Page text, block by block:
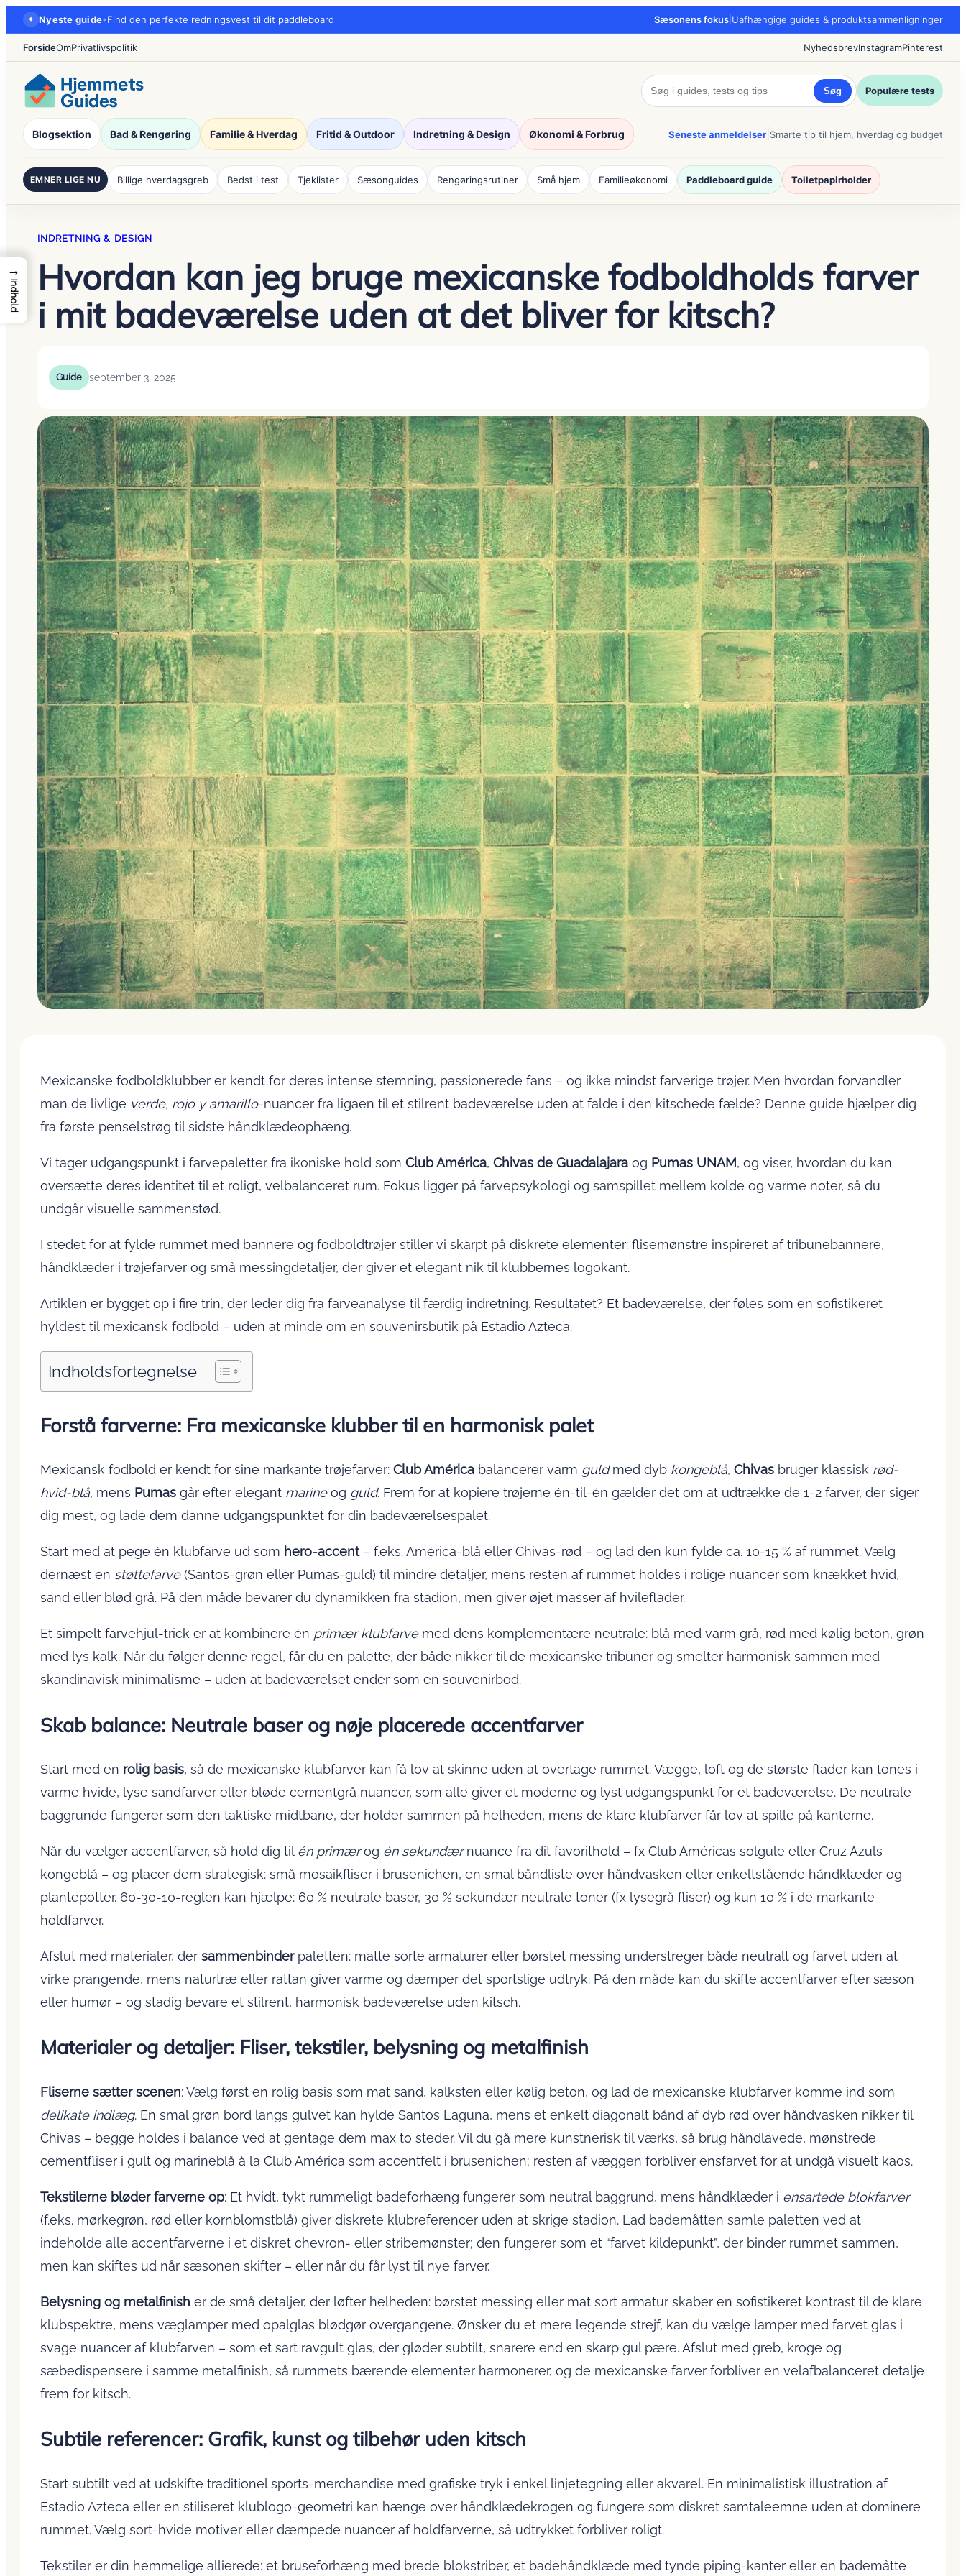
Spring
til
indhold
✦ Nyeste guide• Find den perfekte redningsvest til dit paddleboard Sæsonens fokus Uafhængige guides & produktsammenligninger
ForsideOmPrivatlivspolitik NyhedsbrevInstagramPinterest
Søg Populære tests
Blogsektion Bad & Rengøring Familie & Hverdag Fritid & Outdoor Indretning & Design Økonomi & Forbrug Seneste anmeldelser Smarte tip til hjem, hverdag og budget
EMNER LIGE NU Billige hverdagsgreb Bedst i test Tjeklister Sæsonguides Rengøringsrutiner Små hjem Familieøkonomi Paddleboard guide Toiletpapirholder
INDRETNING & DESIGN
Hvordan kan jeg bruge mexicanske fodboldholds farver
i mit badeværelse uden at det bliver for kitsch?
Guide september 3, 2025
Mexicanske fodboldklubber er kendt for deres intense stemning, passionerede fans – og ikke mindst farverige trøjer. Men hvordan forvandler
man de livlige verde, rojo y amarillo-nuancer fra ligaen til et stilrent badeværelse uden at falde i den kitschede fælde? Denne guide hjælper dig
fra første penselstrøg til sidste håndklædeophæng.
Vi tager udgangspunkt i farvepaletter fra ikoniske hold som Club América, Chivas de Guadalajara og Pumas UNAM, og viser, hvordan du kan
oversætte deres identitet til et roligt, velbalanceret rum. Fokus ligger på farvepsykologi og samspillet mellem kolde og varme noter, så du
undgår visuelle sammenstød.
I stedet for at fylde rummet med bannere og fodboldtrøjer stiller vi skarpt på diskrete elementer: flisemønstre inspireret af tribune­bannere,
håndklæder i trøje­farver og små messingdetaljer, der giver et elegant nik til klubbernes logo­kant.
Artiklen er bygget op i fire trin, der leder dig fra farve­analyse til færdig indretning. Resultatet? Et badeværelse, der føles som en sofistikeret
hyldest til mexicansk fodbold – uden at minde om en souvenirsbutik på Estadio Azteca.
Indholdsfortegnelse
Forstå farverne: Fra mexicanske klubber til en harmonisk palet
Mexicansk fodbold er kendt for sine markante trøjefarver: Club América balancerer varm guldmed dyb kongeblå, Chivas bruger klassisk rød-
hvid-blå, mens Pumas går efter elegant marineog guld. Frem for at kopiere trøjerne én-til-én gælder det om at udtrække de 1-2 farver, der siger
dig mest, og lade dem danne udgangspunktet for din badeværelsespalet.
Start med at pege én klubfarve ud som hero-accent– f.eks. América-blå eller Chivas-rød – og lad den kun fylde ca. 10-15 % af rummet. Vælg
dernæst en støttefarve(Santos-grøn eller Pumas-guld) til mindre detaljer, mens resten af rummet holdes i rolige nuancer som knækket hvid,
sand eller blød grå. På den måde bevarer du dynamikken fra stadion, men giver øjet masser af hvileflader.
Et simpelt farvehjul-trick er at kombinere én primær klubfarvemed dens komplementære neutrale: blå med varm grå, rød med kølig beton, grøn
med lys kalk. Når du følger denne regel, får du en palette, der både nikker til de mexicanske tribuner og smelter harmonisk sammen med
skandinavisk minimalisme – uden at badeværelset ender som en souvenirbod.
Skab balance: Neutrale baser og nøje placerede accentfarver
Start med en rolig basis, så de mexicanske klubfarver kan få lov at skinne uden at overtage rummet. Vægge, loft og de største flader kan tones i
varme hvide, lyse sandfarver eller bløde cementgrå nuancer, som alle giver et moderne og lyst udgangspunkt for et badeværelse. De neutrale
baggrunde fungerer som den taktiske midtbane, der holder sammen på helheden, mens de klare klubfarver får lov at spille på kanterne.
Når du vælger accentfarver, så hold dig til én primærog én sekundærnuance fra dit favorit­hold – fx Club Américas solgule eller Cruz Azuls
kongeblå – og placer dem strategisk: små mosaikfliser i brusenichen, en smal båndliste over håndvasken eller enkeltstående håndklæder og
plantepotter. 60-30-10-reglen kan hjælpe: 60 % neutrale baser, 30 % sekundær neutrale toner (fx lysegrå fliser) og kun 10 % i de markante
holdfarver.
Afslut med materialer, der sammenbinderpaletten: matte sorte armaturer eller børstet messing understreger både neutralt og farvet uden at
virke prangende, mens naturtræ eller rattan giver varme og dæmper det sportslige udtryk. På den måde kan du skifte accentfarver efter sæson
eller humør – og stadig bevare et stilrent, harmonisk badeværelse uden kitsch.
Materialer og detaljer: Fliser, tekstiler, belysning og metalfinish
Fliserne sætter scenen: Vælg først en rolig basis som mat sand, kalksten eller kølig beton, og lad de mexicanske klubfarver komme ind som
delikate indlæg. En smal grøn bord langs gulvet kan hylde Santos Laguna, mens et enkelt diagonalt bånd af dyb rød over håndvasken nikker til
Chivas – begge holdes i balance ved at gentage dem max to steder. Vil du gå mere kunstnerisk til værks, så brug hånd­lavede, mønstrede
cementfliser i gult og marineblå à la Club América som accentfelt i brusenichen; resten af væggen forbliver ensfarvet for at undgå visuelt kaos.
Tekstilerne bløder farverne op: Et hvidt, tykt rummeligt badeforhæng fungerer som neutral baggrund, mens håndklæder i ensartede blokfarver
(f.eks. mørkegrøn, rød eller kornblomstblå) giver diskrete klubreferencer uden at skrige stadion. Lad bademåtten samle paletten ved at
indeholde alle accentfarverne i et diskret chevron- eller stribemønster; den fungerer som et “farvet kildepunkt”, der binder rummet sammen,
men kan skiftes ud når sæsonen skifter – eller når du får lyst til nye farver.
Belysning og metalfinish er de små detaljer, der løfter helheden: børstet messing eller mat sort armatur skaber en sofistikeret kontrast til de klare
klubspektre, mens væglamper med opalglas blødgør overgangene. Ønsker du et mere legende strejf, kan du vælge lamper med farvet glas i
svage nuancer af klubfarven – som et sart ravgult glas, der gløder subtilt, snarere end en skarp gul pære. Afslut med greb, kroge og
sæbedispensere i samme metalfinish, så rummets bærende elementer harmonerer, og de mexicanske farver forbliver en velafbalanceret detalje
frem for kitsch.
Subtile referencer: Grafik, kunst og tilbehør uden kitsch
Start subtilt ved at udskifte traditionel sports-merchandise med grafiske tryk i enkel linjetegning eller akvarel. En minimalistisk illustration af
Estadio Azteca eller en stiliseret klublogo-geometri kan hænge over håndklædekrogen og fungere som diskret samtaleemne uden at dominere
rummet. Vælg sort-hvide motiver eller dæmpede nuancer af holdfarverne, så udtrykket forbliver roligt.
Tekstiler er din hemmelige allierede: et bruseforhæng med brede blokstriber, et badehåndklæde med tynde piping-kanter eller en bademåtte
→
Indhold